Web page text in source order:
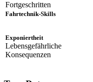
Fortgeschritten
Fahrtechnik-Skills
Exponiertheit
Lebensgefährliche
Konsequenzen